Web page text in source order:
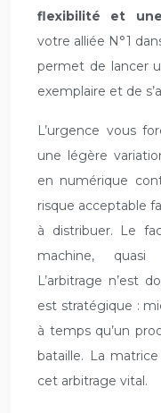
flexibilité et
votre alliée N°1
permet de lancer
exemplaire et de
L’urgence vous
une légère
en numérique
risque acceptable
à distribuer. Le
machine,
L’arbitrage n’est
est stratégique :
à temps qu’un
bataille. La
cet arbitrage vital.